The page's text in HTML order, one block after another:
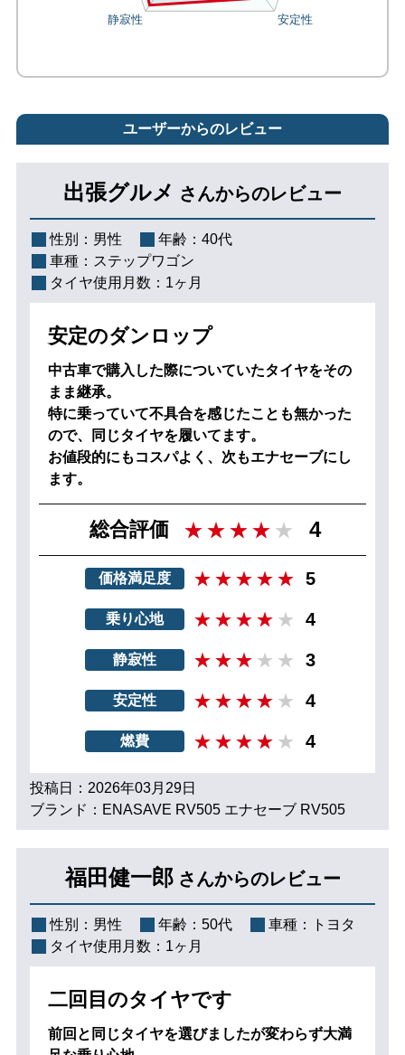
ユーザーからのレビュー
出張グルメ さんからのレビュー
性別： 男性 年齢： 40代
車種： ステップワゴン
タイヤ使用月数： 1ヶ月
安定のダンロップ
中古車で購入した際についていたタイヤをその
まま継承。
特に乗っていて不具合を感じたことも無かった
ので、同じタイヤを履いてます。
お値段的にもコスパよく、次もエナセーブにし
ます。
総合評価 4
価格満足度 5
乗り心地 4
静寂性 3
安定性 4
燃費 4
投稿日：2026年03月29日
ブランド：ENASAVE RV505 エナセーブ RV505
福田健一郎 さんからのレビュー
性別： 男性 年齢： 50代 車種：
トヨタ
タイヤ使用月数： 1ヶ月
二回目のタイヤです
前回と同じタイヤを選びましたが変わらず大満